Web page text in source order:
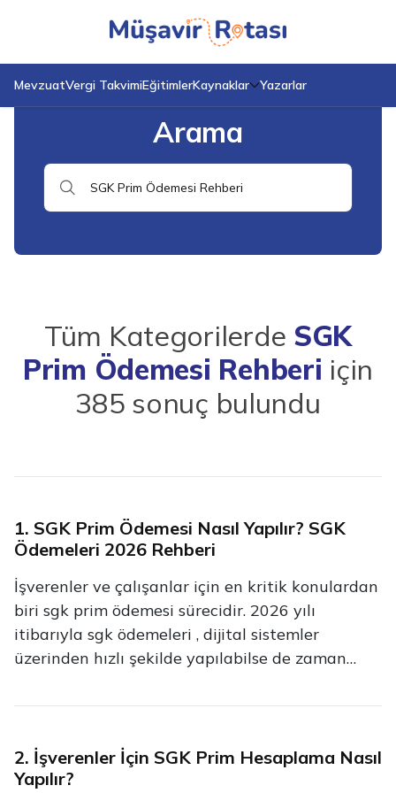
MevzuatVergi TakvimiEğitimlerKaynaklar Yazarlar
Anasayfa Arama
Arama
Tüm Kategorilerde SGK
Prim Ödemesi Rehberi için
385 sonuç bulundu
1. SGK Prim Ödemesi Nasıl Yapılır? SGK
Ödemeleri 2026 Rehberi
İşverenler ve çalışanlar için en kritik konulardan
biri sgk prim ödemesi sürecidir. 2026 yılı
itibarıyla sgk ödemeleri , dijital sistemler
üzerinden hızlı şekilde yapılabilse de zaman
nasıl yapılır sgk prim ödemeleri ne kadar sgk
ödeme son günü ne zaman sgk sistemi çöktü mü
2. İşverenler İçin SGK Prim Hesaplama Nasıl
Yapılır?